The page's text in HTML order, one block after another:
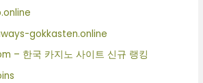
gokkasten.online
– 한국 카지노 사이트 신규 랭킹